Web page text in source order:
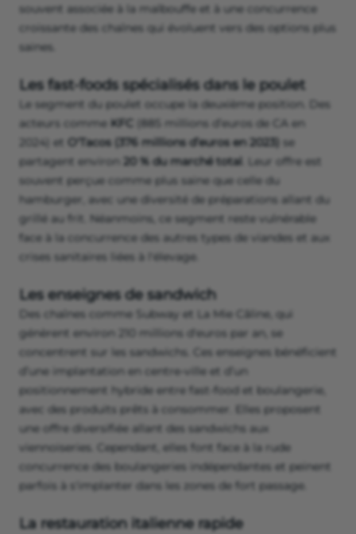
souvent associée à la malbouffe et à une concurrence
croissante des chaînes qui évoluent vers des options plus
saines.
Les fast-foods spécialisés dans le poulet
Le segment du poulet occupe la deuxième position. Des
acteurs comme KFC
(885 millions d’euros de CA en
2024) et
O'Tacos (376 millions d’euros en 2023)
se
partagent environ 20 % du marché total . Leur offre est
souvent perçue comme plus saine que celle du
hamburger, avec une diversité de préparations allant du
grillé au frit. Néanmoins, ce segment reste vulnérable
face à la concurrence des autres types de viandes et aux
crises sanitaires liées à l'élevage.
Les enseignes de sandwich
Des chaînes comme Subway et La Mie Câline, qui
génèrent environ 210 millions d'euros par an, se
concentrent sur les sandwichs. Ces enseignes bénéficient
d’une implantation en centre-ville et d’un
positionnement hybride entre fast-food et boulangerie,
avec des produits prêts à consommer. Elles proposent
une offre diversifiée allant des sandwichs aux
viennoiseries. Cependant, elles font face à la rude
concurrence des boulangeries indépendantes et peinent
parfois à s'implanter dans les zones de fort passage.
La restauration italienne rapide